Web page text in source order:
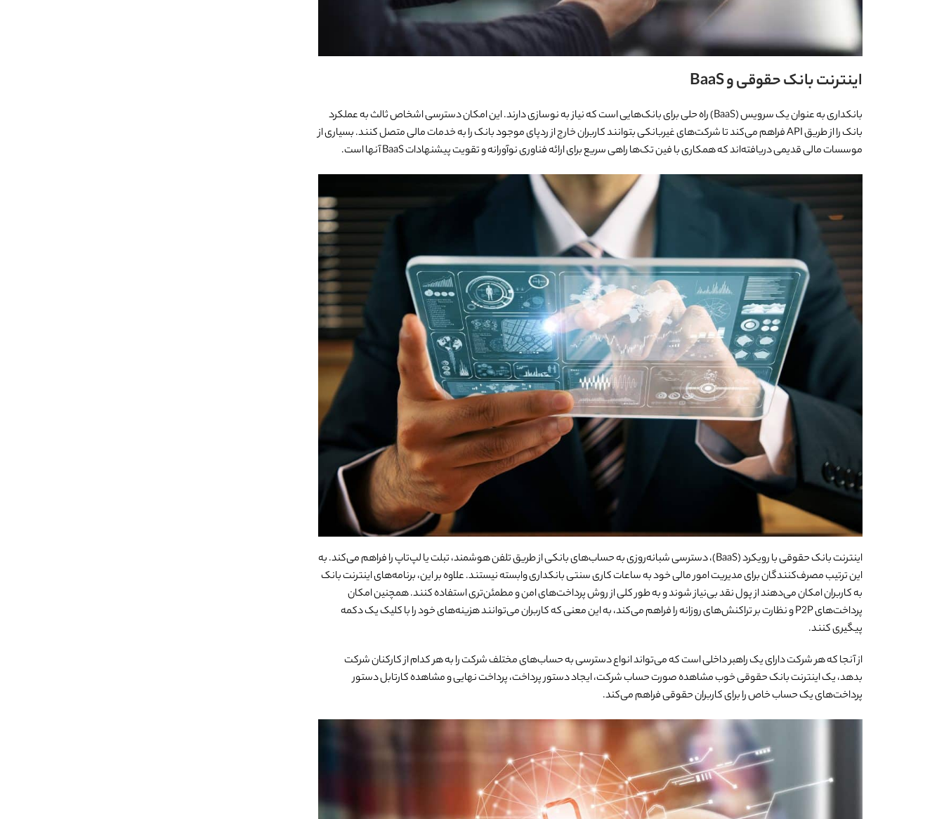
اینترنت بانک حقوقی و BaaS
بانکداری به عنوان یک سرویس (BaaS) راه حلی برای بانک‌هایی است که نیاز به نوسازی دارند. این امکان دسترسی اشخاص ثالث به عملکرد
بانک را از طریق API فراهم می‌کند تا شرکت‌های غیربانکی بتوانند کاربران خارج از ردپای موجود بانک را به خدمات مالی متصل کنند. بسیاری از
موسسات مالی قدیمی دریافته‌اند که همکاری با فین تک‌ها راهی سریع برای ارائه فناوری نوآورانه و تقویت پیشنهادات BaaS آنها است.
اینترنت بانک حقوقی با رویکرد (BaaS)، دسترسی شبانه‌روزی به حساب‌های بانکی از طریق تلفن هوشمند، تبلت یا لپ‌تاپ را فراهم می­‌کند. به
این ترتیب مصرف‌کنندگان برای مدیریت امور مالی خود به ساعات کاری سنتی بانکداری وابسته نیستند. علاوه بر این، برنامه‌های اینترنت بانک
به کاربران امکان می‌دهند از پول نقد بی‌نیاز شوند و به طور کلی از روش پرداخت‌های امن‌ و مطمئن‌تری استفاده کنند. همچنین امکان
پرداخت‌های P2P و نظارت بر تراکنش‌های روزانه را فراهم می‌کند، به این معنی که کاربران می‌توانند هزینه‌های خود را با کلیک یک دکمه
پیگیری کنند.
از آنجا که هر شرکت دارای یک راهبر داخلی است که می‌تواند انواع دسترسی به حساب‌های مختلف شرکت را به هر کدام از کارکنان شرکت
بدهد، یک اینترنت بانک حقوقی خوب مشاهده صورت حساب شرکت، ایجاد دستور پرداخت، پرداخت نهایی و مشاهده کارتابل دستور
پرداخت‌های یک حساب خاص را برای کاربران حقوقی فراهم می‌کند.